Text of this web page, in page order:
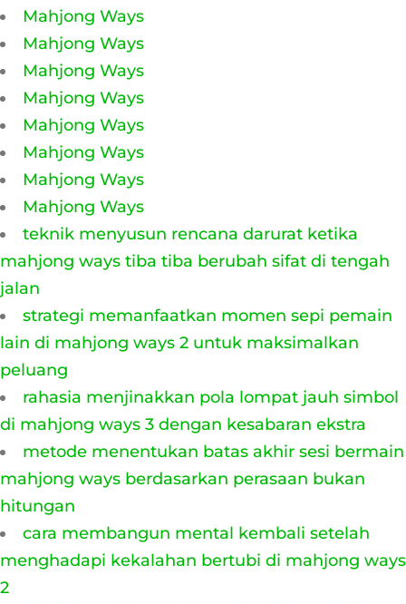
Mahjong Ways
Mahjong Ways
Mahjong Ways
Mahjong Ways
Mahjong Ways
Mahjong Ways
Mahjong Ways
Mahjong Ways
teknik menyusun rencana darurat ketika
mahjong ways tiba tiba berubah sifat di tengah
jalan
strategi memanfaatkan momen sepi pemain
lain di mahjong ways 2 untuk maksimalkan
peluang
rahasia menjinakkan pola lompat jauh simbol
di mahjong ways 3 dengan kesabaran ekstra
metode menentukan batas akhir sesi bermain
mahjong ways berdasarkan perasaan bukan
hitungan
cara membangun mental kembali setelah
menghadapi kekalahan bertubi di mahjong ways
2